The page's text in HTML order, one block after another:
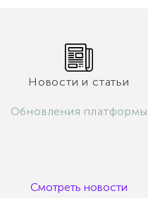
Новости и статьи
Обновления платформы
Смотреть новости